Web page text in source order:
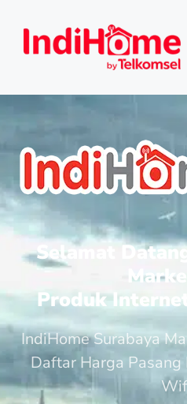
Selamat
Produk
IndiHome Surabaya
Daftar Harga